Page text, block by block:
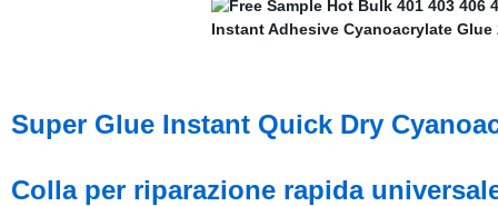
Super Glue Instant Quick Dry
Colla per riparazione rapida